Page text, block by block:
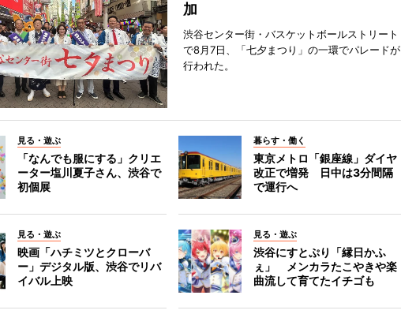
加
渋谷センター街・バスケットボールストリート
で8月7日、「七夕まつり」の一環でパレードが
行われた。
見る・遊ぶ
「なんでも服にする」クリエ
ーター塩川夏子さん、渋谷で
初個展
暮らす・働く
東京メトロ「銀座線」ダイヤ
改正で増発 日中は3分間隔
で運行へ
見る・遊ぶ
映画「ハチミツとクローバ
ー」デジタル版、渋谷でリバ
イバル上映
見る・遊ぶ
渋谷にすとぷり「縁日かふ
ぇ」 メンカラたこやきや楽
曲流して育てたイチゴも